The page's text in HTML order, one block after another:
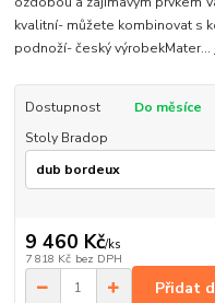
kvalitní- můžete kombinovat s
podnoží- český výrobekMater...
Dostupnost
Do měsíce
Stoly Bradop
9 460 Kč/ks
7 818 Kč bez DPH
Přidat